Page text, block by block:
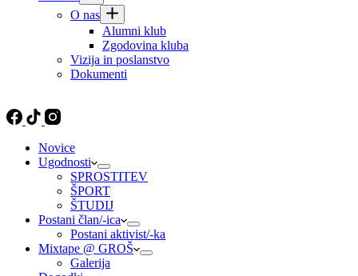
O nas
Alumni klub
Zgodovina kluba
Vizija in poslanstvo
Dokumenti
Novice
Ugodnosti
SPROSTITEV
ŠPORT
ŠTUDIJ
Postani član/-ica
Postani aktivist/-ka
Mixtape @ GROŠ
Galerija